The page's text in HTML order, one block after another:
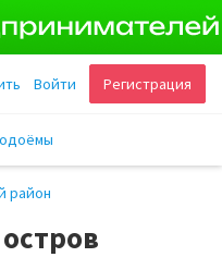
Регистрация
Войти
район